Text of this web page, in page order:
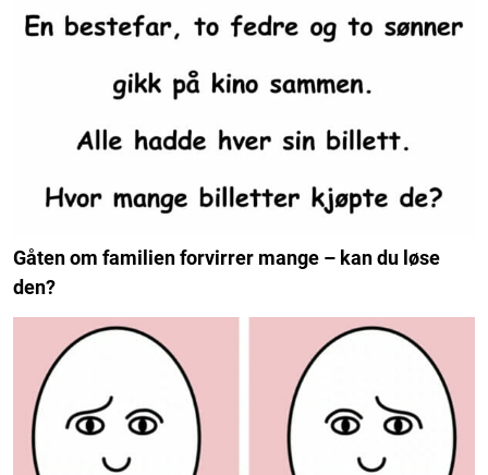
Gåten om familien forvirrer mange – kan du løse
den?